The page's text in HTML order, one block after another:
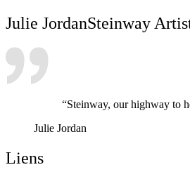
Julie JordanSteinway
“Steinway, our highway to
Julie Jordan
Liens